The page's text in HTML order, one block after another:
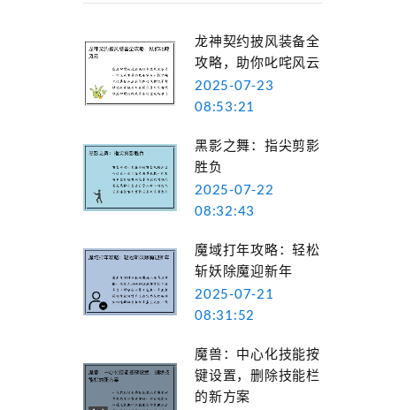
龙神契约披风装备全
攻略，助你叱咤风云
2025-07-23
08:53:21
黑影之舞：指尖剪影
胜负
2025-07-22
08:32:43
魔域打年攻略：轻松
斩妖除魔迎新年
2025-07-21
08:31:52
魔兽：中心化技能按
键设置，删除技能栏
的新方案